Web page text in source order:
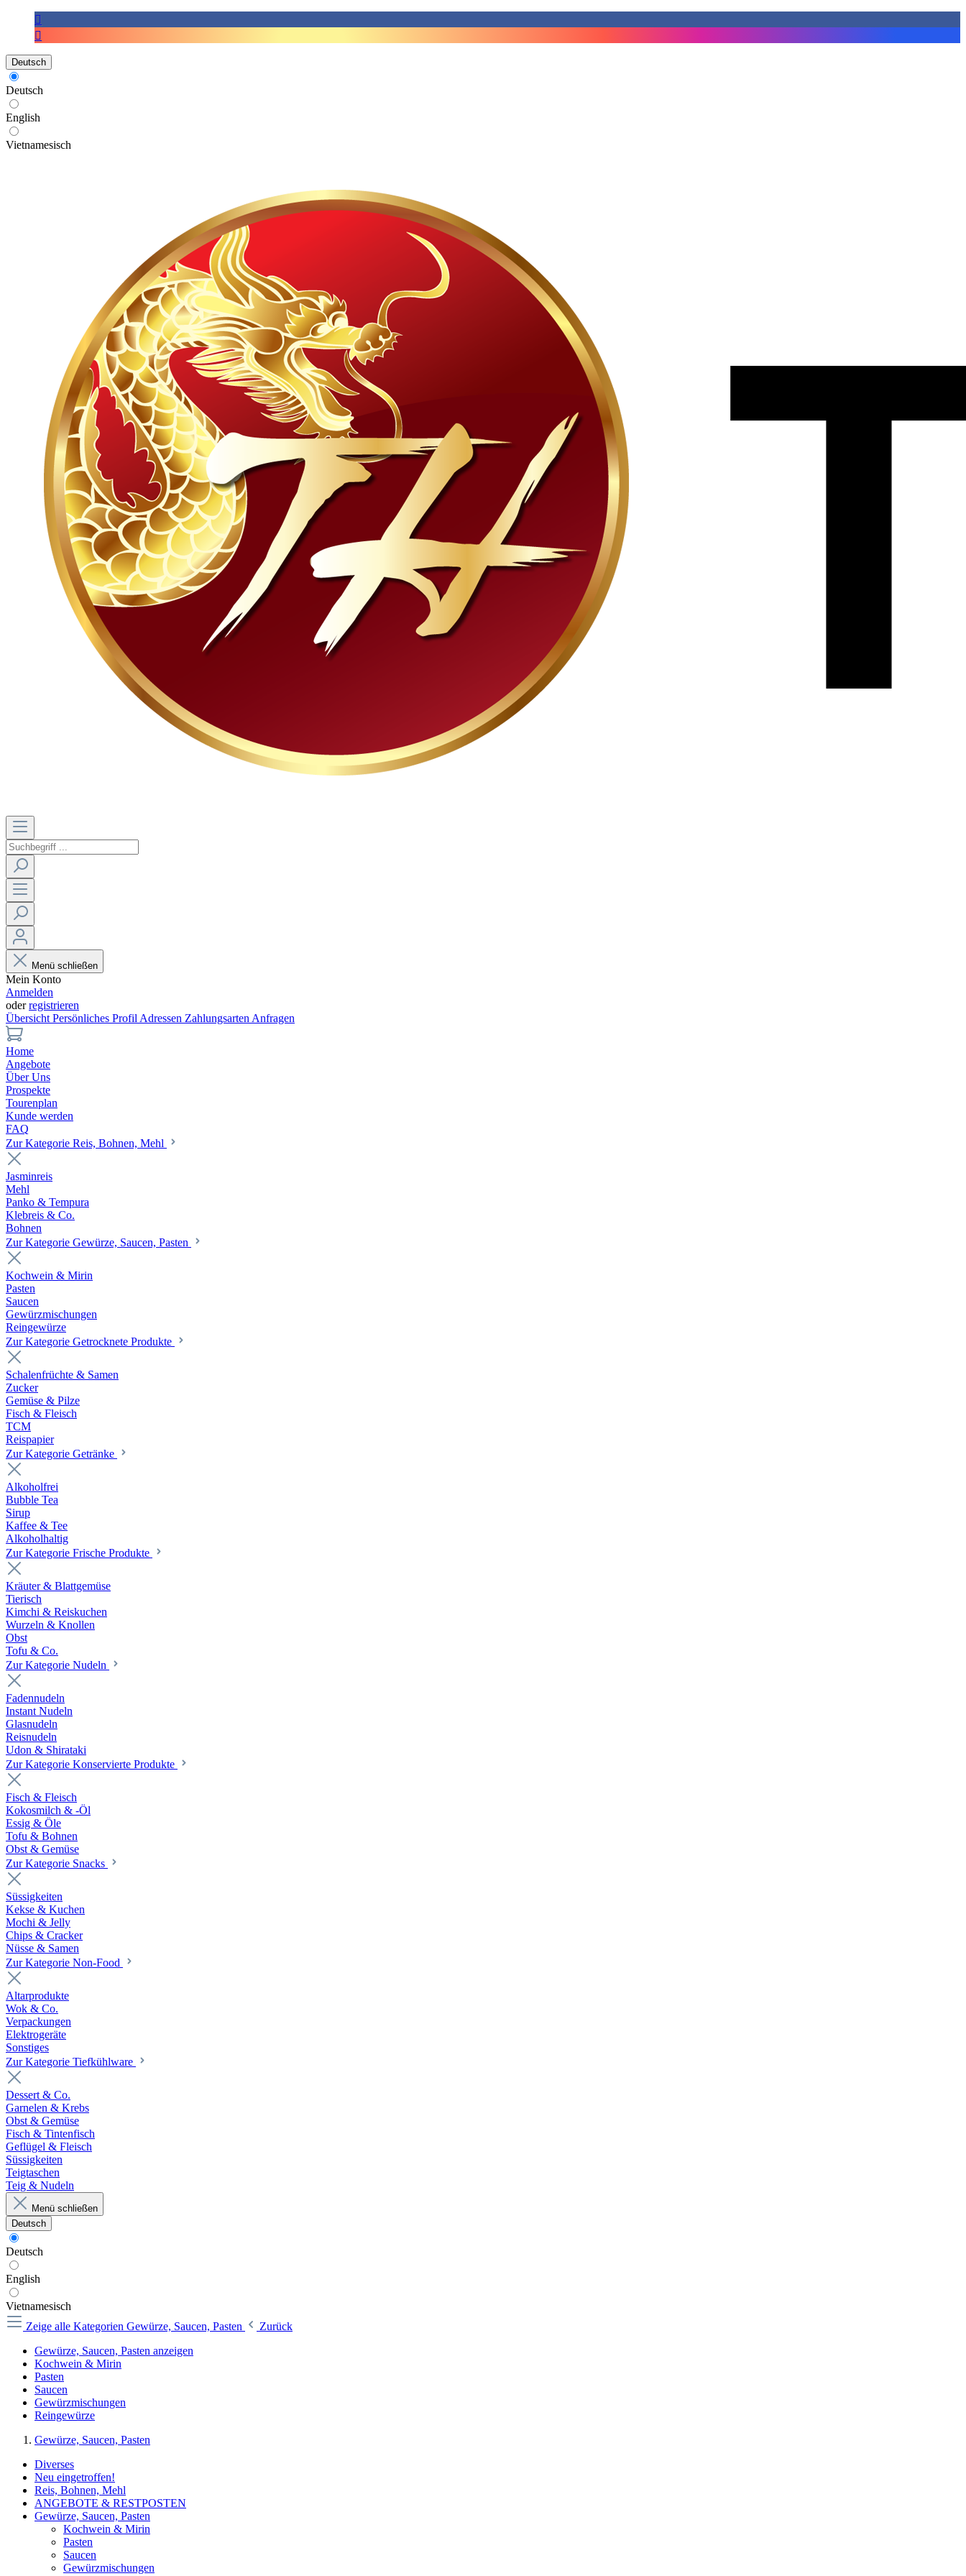
Deutsch
Deutsch
English
Vietnamesisch
Menü schließen
Mein Konto
Anmelden
oderregistrieren
Übersicht Persönliches Profil Adressen Zahlungsarten Anfragen
Home
Angebote
Über Uns
Prospekte
Tourenplan
Kunde werden
FAQ
Zur Kategorie Reis, Bohnen, Mehl
Jasminreis
Mehl
Panko & Tempura
Klebreis & Co.
Bohnen
Zur Kategorie Gewürze, Saucen, Pasten
Kochwein & Mirin
Pasten
Saucen
Gewürzmischungen
Reingewürze
Zur Kategorie Getrocknete Produkte
Schalenfrüchte & Samen
Zucker
Gemüse & Pilze
Fisch & Fleisch
TCM
Reispapier
Zur Kategorie Getränke
Alkoholfrei
Bubble Tea
Sirup
Kaffee & Tee
Alkoholhaltig
Zur Kategorie Frische Produkte
Kräuter & Blattgemüse
Tierisch
Kimchi & Reiskuchen
Wurzeln & Knollen
Obst
Tofu & Co.
Zur Kategorie Nudeln
Fadennudeln
Instant Nudeln
Glasnudeln
Reisnudeln
Udon & Shirataki
Zur Kategorie Konservierte Produkte
Fisch & Fleisch
Kokosmilch & -Öl
Essig & Öle
Tofu & Bohnen
Obst & Gemüse
Zur Kategorie Snacks
Süssigkeiten
Kekse & Kuchen
Mochi & Jelly
Chips & Cracker
Nüsse & Samen
Zur Kategorie Non-Food
Altarprodukte
Wok & Co.
Verpackungen
Elektrogeräte
Sonstiges
Zur Kategorie Tiefkühlware
Dessert & Co.
Garnelen & Krebs
Obst & Gemüse
Fisch & Tintenfisch
Geflügel & Fleisch
Süssigkeiten
Teigtaschen
Teig & Nudeln
Menü schließen
Deutsch
Deutsch
English
Vietnamesisch
Zeige alle Kategorien Gewürze, Saucen, Pasten
Zurück
Gewürze, Saucen, Pasten anzeigen
Kochwein & Mirin
Pasten
Saucen
Gewürzmischungen
Reingewürze
Gewürze, Saucen, Pasten
Diverses
Neu eingetroffen!
Reis, Bohnen, Mehl
ANGEBOTE & RESTPOSTEN
Gewürze, Saucen, Pasten
Kochwein & Mirin
Pasten
Saucen
Gewürzmischungen